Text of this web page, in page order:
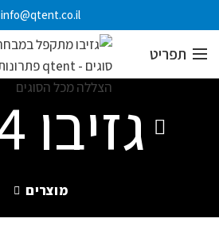
info@qtent.co.il
תפריט
גזיבו 4x4
מוצרים